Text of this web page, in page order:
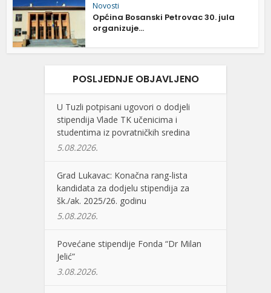
Novosti
Općina Bosanski Petrovac 30. jula
organizuje...
POSLJEDNJE OBJAVLJENO
U Tuzli potpisani ugovori o dodjeli
stipendija Vlade TK učenicima i
studentima iz povratničkih sredina
5.08.2026.
Grad Lukavac: Konačna rang-lista
kandidata za dodjelu stipendija za
šk./ak. 2025/26. godinu
5.08.2026.
Povećane stipendije Fonda “Dr Milan
Jelić”
3.08.2026.